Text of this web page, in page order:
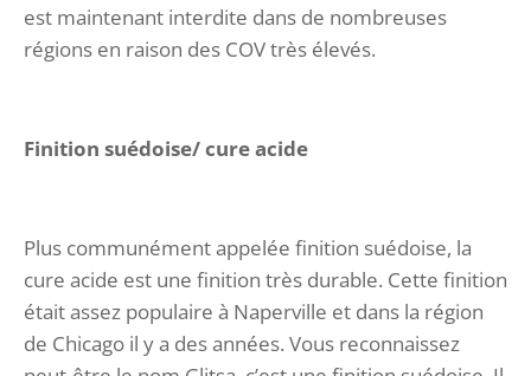
est maintenant interdite dans de nombreuses
régions en raison des COV très élevés.
Finition suédoise/ cure acide
Plus communément appelée finition suédoise, la
cure acide est une finition très durable. Cette finition
était assez populaire à Naperville et dans la région
de Chicago il y a des années. Vous reconnaissez